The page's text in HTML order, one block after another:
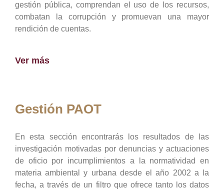
gestión pública, comprendan el uso de los recursos,
combatan la corrupción y promuevan una mayor
rendición de cuentas.
Ver más
Gestión PAOT
En esta sección encontrarás los resultados de las
investigación motivadas por denuncias y actuaciones
de oficio por incumplimientos a la normatividad en
materia ambiental y urbana desde el año 2002 a la
fecha, a través de un filtro que ofrece tanto los datos